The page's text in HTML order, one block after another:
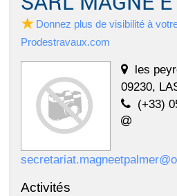
Donnez plus de visibilité à
Prodestravaux.com
les
09230,
(+33)
Activités